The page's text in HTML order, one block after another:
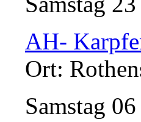
AH-
Ort:
Samstag